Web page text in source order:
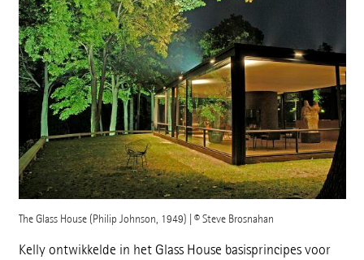
The Glass House (Philip Johnson, 1949) | © Steve Brosnahan
Kelly ontwikkelde in het Glass House basisprincipes voor